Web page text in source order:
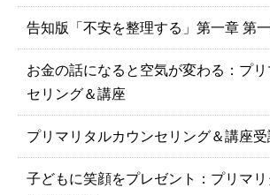
告知版「不安を整理する」第一章 第
お金の話になると空気が変わる：プ
セリング＆講座
プリマリタルカウンセリング＆講座
子どもに笑顔をプレゼント：プリマリ